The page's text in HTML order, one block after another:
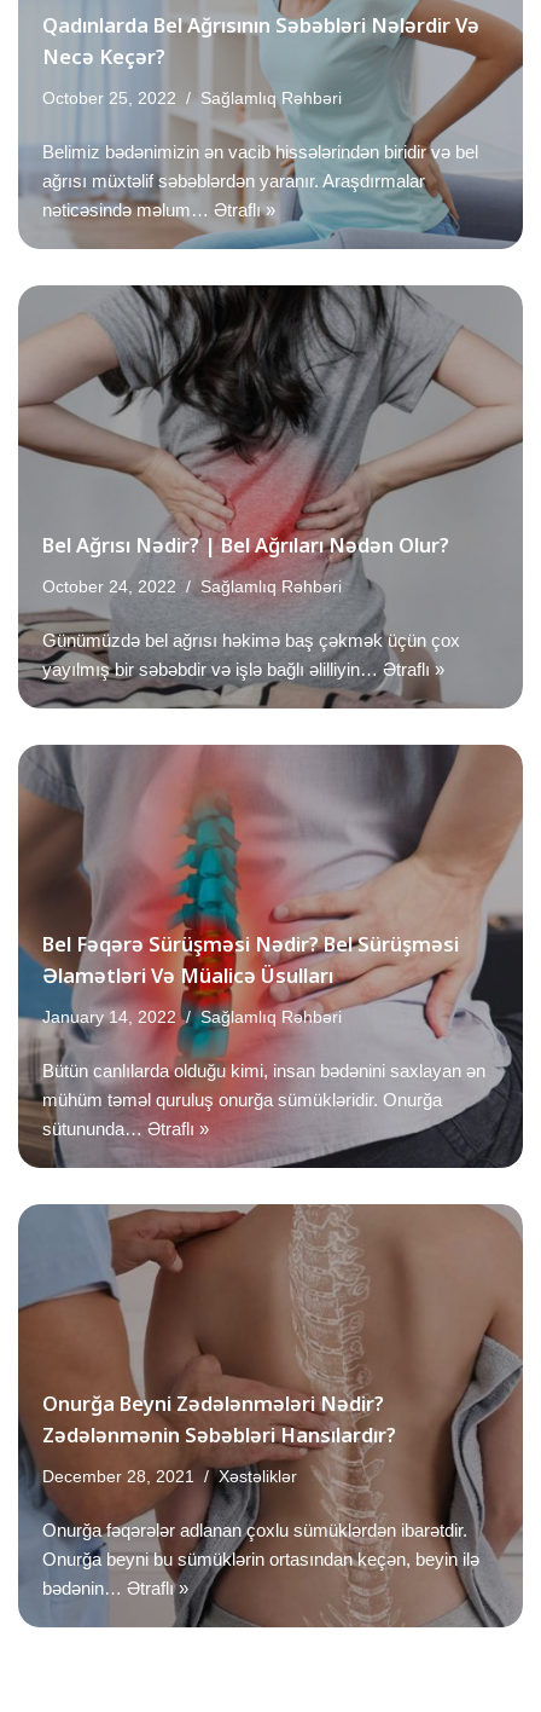
Qadınlarda Bel Ağrısının Səbəbləri Nələrdir Və
Necə Keçər?
October 25, 2022 Sağlamlıq Rəhbəri
Belimiz bədənimizin ən vacib hissələrindən biridir və bel
ağrısı müxtəlif səbəblərdən yaranır. Araşdırmalar
nəticəsində məlum… Ətraflı »
Bel Ağrısı Nədir? | Bel Ağrıları Nədən Olur?
October 24, 2022 Sağlamlıq Rəhbəri
Günümüzdə bel ağrısı həkimə baş çəkmək üçün çox
yayılmış bir səbəbdir və işlə bağlı əlilliyin… Ətraflı »
Bel Fəqərə Sürüşməsi Nədir? Bel Sürüşməsi
Əlamətləri Və Müalicə Üsulları
January 14, 2022 Sağlamlıq Rəhbəri
Bütün canlılarda olduğu kimi, insan bədənini saxlayan ən
mühüm təməl quruluş onurğa sümükləridir. Onurğa
sütununda… Ətraflı »
Onurğa Beyni Zədələnmələri Nədir?
Zədələnmənin Səbəbləri Hansılardır?
December 28, 2021 Xəstəliklər
Onurğa fəqərələr adlanan çoxlu sümüklərdən ibarətdir.
Onurğa beyni bu sümüklərin ortasından keçən, beyin ilə
bədənin… Ətraflı »